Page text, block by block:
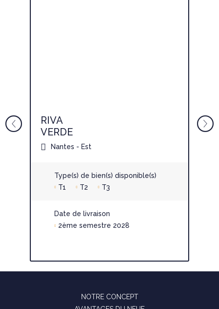
RIVA
VERDE
Nantes - Est
Type(s) de bien(s) disponible(s)
T1
T2 T3
Date de livraison
2ème semestre 2028
NOTRE CONCEPT